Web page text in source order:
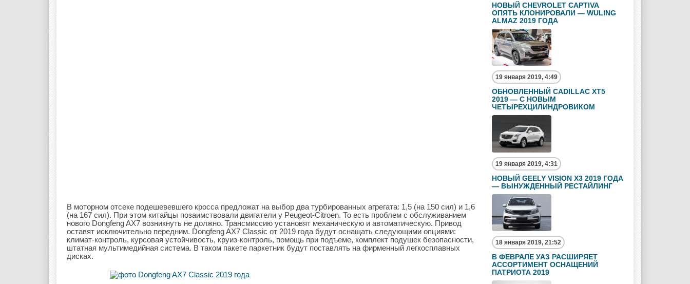
В моторном отсеке подешевевшего кросса предложат на выбор два турбированных агрегата: 1,5 (на 150 сил) и 1,6
(на 167 сил). При этом китайцы позаимствовали двигатели у Peugeot-Citroen. То есть проблем с обслуживанием
нового Dongfeng AX7 возникнуть не должно. Трансмиссию установят механическую и автоматическую. Привод
оставят исключительно передним. Dongfeng AX7 Classic от 2019 года будут оснащать следующими опциями:
климат-контроль, курсовая устойчивость, круиз-контроль, помощь при подъеме, комплект подушек безопасности,
штатная мультимедийная система. В таком пакете паркетник будут поставлять на фирменный легкосплавных
дисках.
НОВЫЙ CHEVROLET CAPTIVA
ОПЯТЬ КЛОНИРОВАЛИ — WULING
ALMAZ 2019 ГОДА
19 января 2019, 4:49
ОБНОВЛЕННЫЙ CADILLAC XT5
2019 — С НОВЫМ
ЧЕТЫРЕХЦИЛИНДРОВИКОМ
19 января 2019, 4:31
НОВЫЙ GEELY VISION X3 2019 ГОДА
— ВЫНУЖДЕННЫЙ РЕСТАЙЛИНГ
18 января 2019, 21:52
В ФЕВРАЛЕ УАЗ РАСШИРЯЕТ
АССОРТИМЕНТ ОСНАЩЕНИЙ
ПАТРИОТА 2019